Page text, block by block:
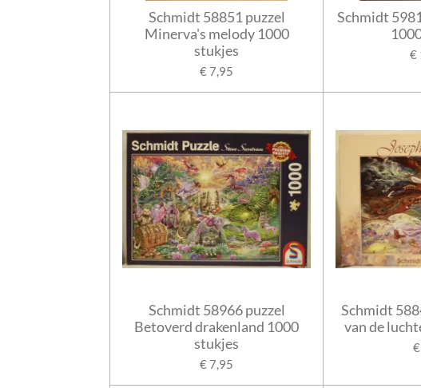
Schmidt 58851 puzzel
Minerva's melody 1000
stukjes
€ 7,95
Schmidt
€
Schmidt 58966 puzzel
Betoverd drakenland 1000
stukjes
€ 7,95
Schmidt
van de